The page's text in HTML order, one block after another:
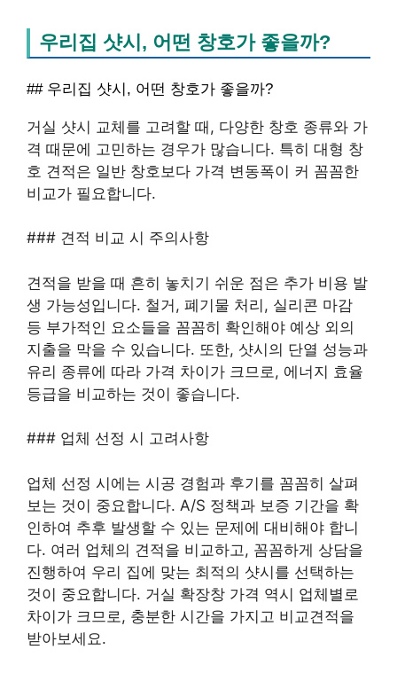
우리집 샷시, 어떤 창호가 좋을까?
## 우리집 샷시, 어떤 창호가 좋을까?
거실 샷시 교체를 고려할 때, 다양한 창호 종류와 가
격 때문에 고민하는 경우가 많습니다. 특히 대형 창
호 견적은 일반 창호보다 가격 변동폭이 커 꼼꼼한
비교가 필요합니다.
### 견적 비교 시 주의사항
견적을 받을 때 흔히 놓치기 쉬운 점은 추가 비용 발
생 가능성입니다. 철거, 폐기물 처리, 실리콘 마감
등 부가적인 요소들을 꼼꼼히 확인해야 예상 외의
지출을 막을 수 있습니다. 또한, 샷시의 단열 성능과
유리 종류에 따라 가격 차이가 크므로, 에너지 효율
등급을 비교하는 것이 좋습니다.
### 업체 선정 시 고려사항
업체 선정 시에는 시공 경험과 후기를 꼼꼼히 살펴
보는 것이 중요합니다. A/S 정책과 보증 기간을 확
인하여 추후 발생할 수 있는 문제에 대비해야 합니
다. 여러 업체의 견적을 비교하고, 꼼꼼하게 상담을
진행하여 우리 집에 맞는 최적의 샷시를 선택하는
것이 중요합니다. 거실 확장창 가격 역시 업체별로
차이가 크므로, 충분한 시간을 가지고 비교견적을
받아보세요.